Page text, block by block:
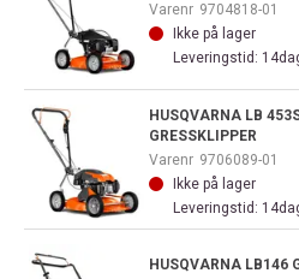
Varenr 9704818-01
Ikke på lager
Leveringstid:
HUSQVARNA LB
GRESSKLIPPER
Varenr 9706089-01
Ikke på lager
Leveringstid:
HUSQVARNA LB146